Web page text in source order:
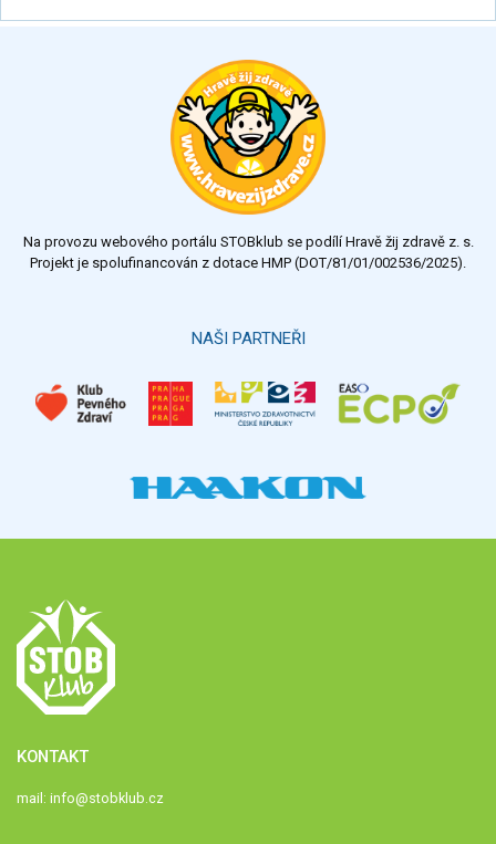
Na provozu webového portálu STOBklub se podílí Hravě žij zdravě z. s.
Projekt je spolufinancován z dotace HMP (DOT/81/01/002536/2025).
NAŠI PARTNEŘI
KONTAKT
mail: info@stobklub.cz